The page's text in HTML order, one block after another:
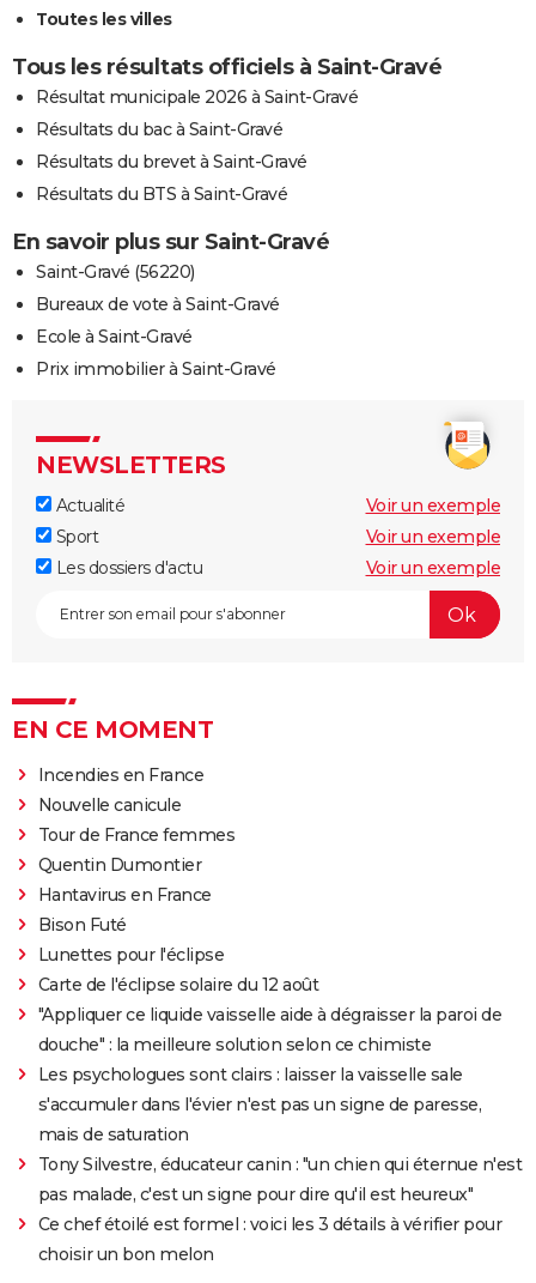
Toutes les villes
Tous les résultats officiels à Saint-Gravé
Résultat municipale 2026 à Saint-Gravé
Résultats du bac à Saint-Gravé
Résultats du brevet à Saint-Gravé
Résultats du BTS à Saint-Gravé
En savoir plus sur Saint-Gravé
Saint-Gravé (56220)
Bureaux de vote à Saint-Gravé
Ecole à Saint-Gravé
Prix immobilier à Saint-Gravé
NEWSLETTERS
Actualité
Voir un exemple
Sport
Voir un exemple
Les dossiers d'actu
Voir un exemple
EN CE MOMENT
Incendies en France
Nouvelle canicule
Tour de France femmes
Quentin Dumontier
Hantavirus en France
Bison Futé
Lunettes pour l'éclipse
Carte de l'éclipse solaire du 12 août
"Appliquer ce liquide vaisselle aide à dégraisser la paroi de
douche" : la meilleure solution selon ce chimiste
Les psychologues sont clairs : laisser la vaisselle sale
s'accumuler dans l'évier n'est pas un signe de paresse,
mais de saturation
Tony Silvestre, éducateur canin : "un chien qui éternue n'est
pas malade, c'est un signe pour dire qu'il est heureux"
Ce chef étoilé est formel : voici les 3 détails à vérifier pour
choisir un bon melon